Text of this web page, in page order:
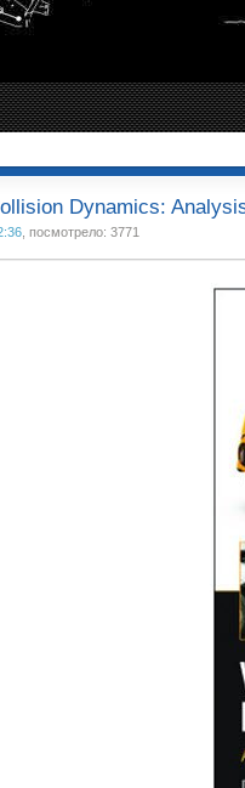
Dynamics:
, посмотрело: 3771